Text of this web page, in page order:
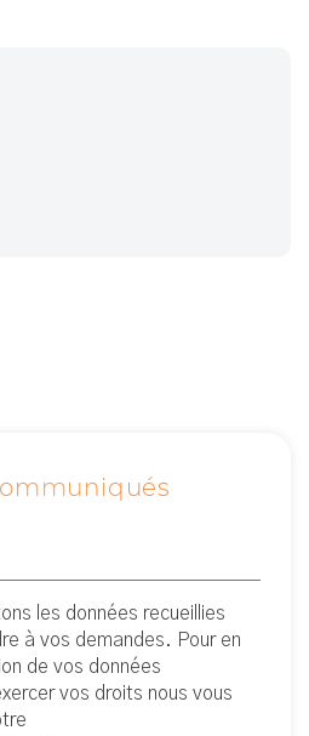
les données recueillies
à vos demandes. Pour en
de vos données
vos droits nous vous